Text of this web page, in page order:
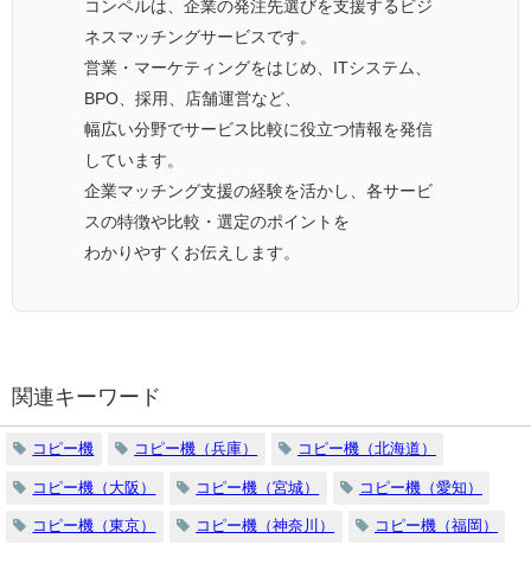
コンペルは、企業の発注先選びを支援するビジ
ネスマッチングサービスです。
営業・マーケティングをはじめ、ITシステム、
BPO、採用、店舗運営など、
幅広い分野でサービス比較に役立つ情報を発信
しています。
企業マッチング支援の経験を活かし、各サービ
スの特徴や比較・選定のポイントを
わかりやすくお伝えします。
関連キーワード
コピー機 コピー機（兵庫） コピー機（北海道）
コピー機（大阪） コピー機（宮城） コピー機（愛知）
コピー機（東京） コピー機（神奈川） コピー機（福岡）